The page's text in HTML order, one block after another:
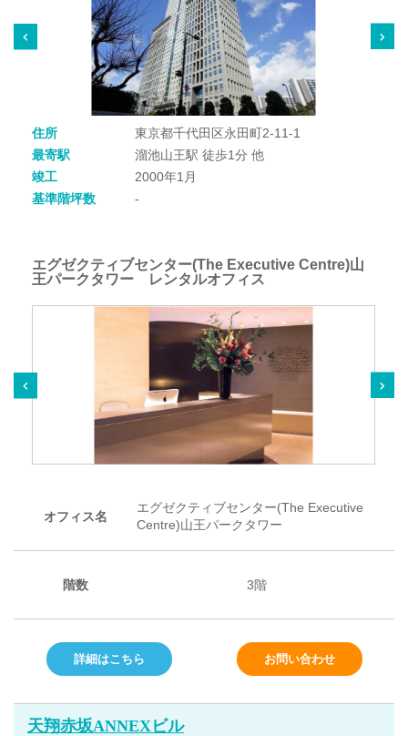
住所
東京都千代田区永田町2-11-1
最寄駅
溜池山王駅 徒歩1分 他
竣工
2000年1月
基準階坪数
-
エグゼクティブセンター(The Executive Centre)山
王パークタワー レンタルオフィス
オフィス名
エグゼクティブセンター(The Executive
Centre)山王パークタワー
階数 3階
詳細はこちら お問い合わせ
天翔赤坂ANNEXビル